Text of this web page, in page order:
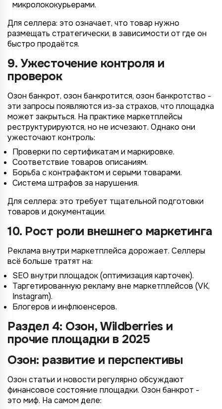
микролококурьерами.
Для селлера: это означает, что товар нужно
размещать стратегически, в зависимости от где он
быстро продаётся.
9. Ужесточение контроля и
проверок
Озон банкрот, озон банкротится, озон банкротство -
эти запросы появляются из-за страхов, что площадка
может закрыться. На практике маркетплейсы
реструктурируются, но не исчезают. Однако они
ужесточают контроль:
Проверки по сертификатам и маркировке.
Соответствие товаров описаниям.
Борьба с контрафактом и серыми товарами.
Система штрафов за нарушения.
Для селлера: это требует тщательной подготовки
товаров и документации.
10. Рост роли внешнего маркетинга
Реклама внутри маркетплейса дорожает. Селлеры
всё больше тратят на:
SEO внутри площадок (оптимизация карточек).
Таргетированную рекламу вне маркетплейсов (VK,
Instagram).
Блогеров и инфлюенсеров.
Раздел 4: Озон, Wildberries и
прочие площадки в 2025
Озон: развитие и перспективы
Озон статьи и новости регулярно обсуждают
финансовое состояние площадки. Озон банкрот -
это миф. На самом деле: